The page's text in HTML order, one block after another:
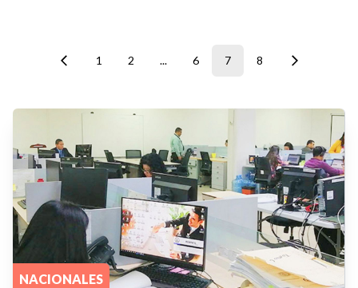
1 2 ... 6 7 8
NACIONALES